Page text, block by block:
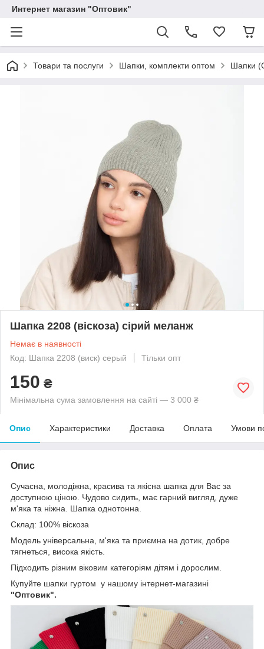
Интернет магазин "Оптовик"
Товари та послуги Шапки, комплекти оптом Шапки
Шапка 2208 (віскоза) сірий меланж
Немає в наявності
Код: Шапка 2208 (виск) серый
Тільки опт
150 ₴
Мінімальна сума замовлення на сайті — 3 000 ₴
Опис Характеристики Доставка Оплата Умови
Опис
Сучасна, молодіжна, красива та якісна шапка для Вас за
доступною ціною. Чудово сидить, має гарний вигляд, дуже
м'яка та ніжна. Шапка однотонна.
Склад: 100% віскоза
Модель універсальна, м'яка та приємна на дотик, добре
тягнеться, висока якість.
Підходить різним віковим категоріям дітям і дорослим.
Купуйте шапки гуртом у нашому інтернет-магазині
"Оптовик".